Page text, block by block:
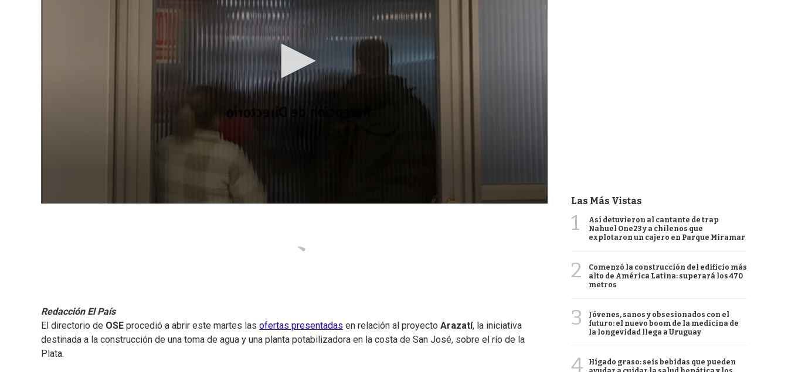
Redacción El País
El directorio de OSE procedió a abrir este martes las ofertas presentadas en relación al proyecto Arazatí, la iniciativa
destinada a la construcción de una toma de agua y una planta potabilizadora en la costa de San José, sobre el río de la
Plata.
Las Más Vistas
1
Así detuvieron al cantante de trap
Nahuel One23 y a chilenos que
explotaron un cajero en Parque Miramar
2
Comenzó la construcción del edificio más
alto de América Latina: superará los 470
metros
3
Jóvenes, sanos y obsesionados con el
futuro: el nuevo boom de la medicina de
la longevidad llega a Uruguay
4
Hígado graso: seis bebidas que pueden